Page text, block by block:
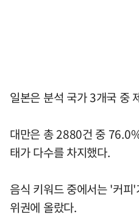
일본은 분석 국가 3개국 중
대만은 총 2880건 중
태가 다수를 차지했다.
음식 키워드 중에서는 '커
위권에 올랐다.